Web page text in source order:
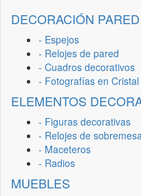
DECORACIÓN PARED
- Espejos
- Relojes de pared
- Cuadros decorativos
- Fotografías en Cristal
ELEMENTOS
- Figuras decorativas
- Relojes de
- Maceteros
- Radios
MUEBLES